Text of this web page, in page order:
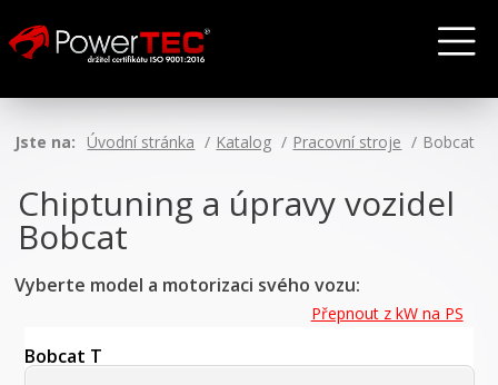
Jste na: Úvodní stránka Katalog Pracovní stroje Bobcat
Chiptuning a úpravy vozidel
Bobcat
Vyberte model a motorizaci svého vozu:
Přepnout z kW na PS
Bobcat T